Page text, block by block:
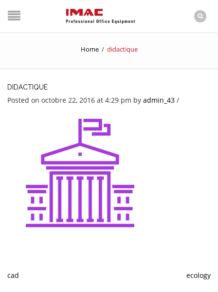
Home / didactique
DIDACTIQUE
Posted on octobre 22, 2016 at 4:29 pm by admin_43 /
cad ecology